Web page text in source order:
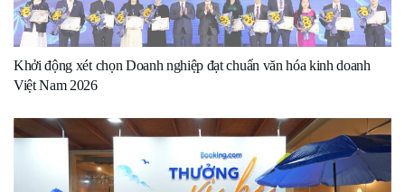
Khởi động xét chọn Doanh nghiệp đạt chuẩn văn hóa kinh doanh
Việt Nam 2026